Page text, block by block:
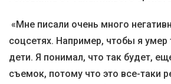
«Мне писали очень много
соцсетях. Например, чтобы я умер
дети. Я понимал, что так будет,
съемок, потому что это все-таки